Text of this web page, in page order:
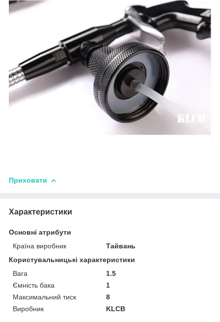
Приховати
Характеристики
Основні атрибути
Країна виробник
Тайвань
Користувальницькі характеристики
Вага
1.5
Ємність бака
1
Максимальний тиск
8
Виробник
KLCB